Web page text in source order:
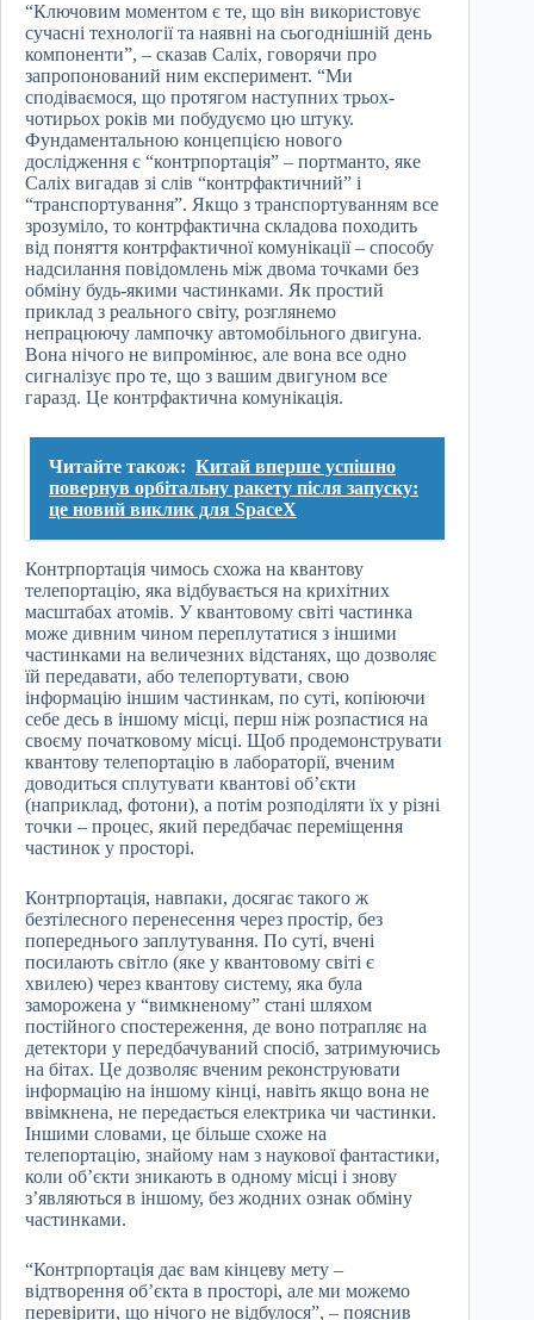
“Ключовим моментом є те, що він використовує
сучасні технології та наявні на сьогоднішній день
компоненти”, – сказав Саліх, говорячи про
запропонований ним експеримент. “Ми
сподіваємося, що протягом наступних трьох-
чотирьох років ми побудуємо цю штуку.
Фундаментальною концепцією нового
дослідження є “контрпортація” – портманто, яке
Саліх вигадав зі слів “контрфактичний” і
“транспортування”. Якщо з транспортуванням все
зрозуміло, то контрфактична складова походить
від поняття контрфактичної комунікації – способу
надсилання повідомлень між двома точками без
обміну будь-якими частинками. Як простий
приклад з реального світу, розглянемо
непрацюючу лампочку автомобільного двигуна.
Вона нічого не випромінює, але вона все одно
сигналізує про те, що з вашим двигуном все
гаразд. Це контрфактична комунікація.
Читайте також: Китай вперше успішно
повернув орбітальну ракету після запуску:
це новий виклик для SpaceX
Контрпортація чимось схожа на квантову
телепортацію, яка відбувається на крихітних
масштабах атомів. У квантовому світі частинка
може дивним чином переплутатися з іншими
частинками на величезних відстанях, що дозволяє
їй передавати, або телепортувати, свою
інформацію іншим частинкам, по суті, копіюючи
себе десь в іншому місці, перш ніж розпастися на
своєму початковому місці. Щоб продемонструвати
квантову телепортацію в лабораторії, вченим
доводиться сплутувати квантові об’єкти
(наприклад, фотони), а потім розподіляти їх у різні
точки – процес, який передбачає переміщення
частинок у просторі.
Контрпортація, навпаки, досягає такого ж
безтілесного перенесення через простір, без
попереднього заплутування. По суті, вчені
посилають світло (яке у квантовому світі є
хвилею) через квантову систему, яка була
заморожена у “вимкненому” стані шляхом
постійного спостереження, де воно потрапляє на
детектори у передбачуваний спосіб, затримуючись
на бітах. Це дозволяє вченим реконструювати
інформацію на іншому кінці, навіть якщо вона не
ввімкнена, не передається електрика чи частинки.
Іншими словами, це більше схоже на
телепортацію, знайому нам з наукової фантастики,
коли об’єкти зникають в одному місці і знову
з’являються в іншому, без жодних ознак обміну
частинками.
“Контрпортація дає вам кінцеву мету –
відтворення об’єкта в просторі, але ми можемо
перевірити, що нічого не відбулося”, – пояснив